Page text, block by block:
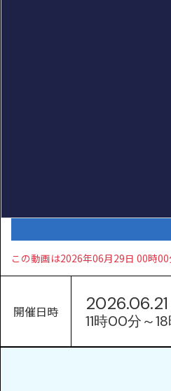
この動画は2026年06月29日 00時00
開催日時 2026.06.21
11時00分～